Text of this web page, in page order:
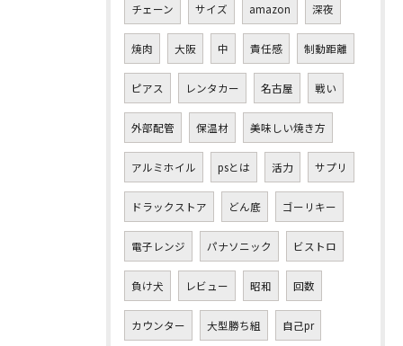
チェーン サイズ amazon 深夜
焼肉 大阪 中 責任感 制動距離
ピアス レンタカー 名古屋 戦い
外部配管 保温材 美味しい焼き方
アルミホイル psとは 活力 サプリ
ドラックストア どん底 ゴーリキー
電子レンジ パナソニック ビストロ
負け犬 レビュー 昭和 回数
カウンター 大型勝ち組 自己pr